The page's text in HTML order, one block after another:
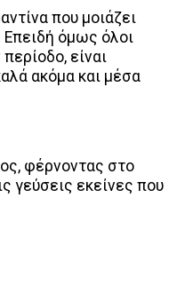
που μοιάζει
Επειδή όμως όλοι
είναι
ακόμα και μέσα
φέρνοντας στο
γεύσεις εκείνες που